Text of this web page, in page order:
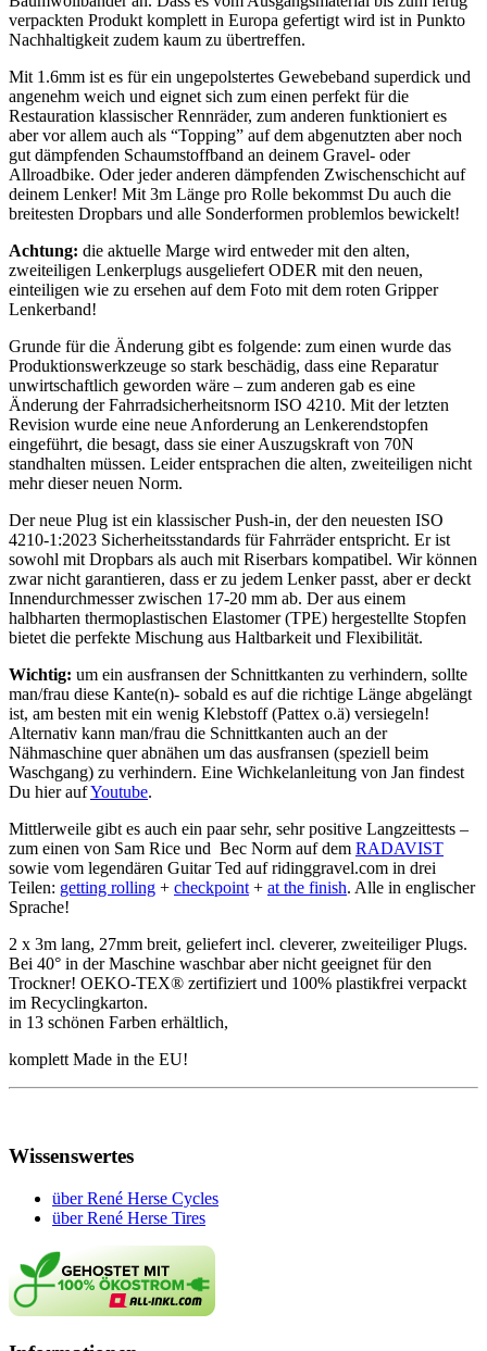
verpackten Produkt komplett in Europa gefertigt wird ist in Punkto
Nachhaltigkeit zudem kaum zu übertreffen.
Mit 1.6mm ist es für ein ungepolstertes Gewebeband superdick und
angenehm weich und eignet sich zum einen perfekt für die
Restauration klassischer Rennräder, zum anderen funktioniert es
aber vor allem auch als “Topping” auf dem abgenutzten aber noch
gut dämpfenden Schaumstoffband an deinem Gravel- oder
Allroadbike. Oder jeder anderen dämpfenden Zwischenschicht auf
deinem Lenker! Mit 3m Länge pro Rolle bekommst Du auch die
breitesten Dropbars und alle Sonderformen problemlos bewickelt!
Achtung: die aktuelle Marge wird entweder mit den alten,
zweiteiligen Lenkerplugs ausgeliefert ODER mit den neuen,
einteiligen wie zu ersehen auf dem Foto mit dem roten Gripper
Lenkerband!
Grunde für die Änderung gibt es folgende: zum einen wurde das
Produktionswerkzeuge so stark beschädig, dass eine Reparatur
unwirtschaftlich geworden wäre – zum anderen gab es eine
Änderung der Fahrradsicherheitsnorm ISO 4210. Mit der letzten
Revision wurde eine neue Anforderung an Lenkerendstopfen
eingeführt, die besagt, dass sie einer Auszugskraft von 70N
standhalten müssen. Leider entsprachen die alten, zweiteiligen nicht
mehr dieser neuen Norm.
Der neue Plug ist ein klassischer Push-in, der den neuesten ISO
4210-1:2023 Sicherheitsstandards für Fahrräder entspricht. Er ist
sowohl mit Dropbars als auch mit Riserbars kompatibel. Wir können
zwar nicht garantieren, dass er zu jedem Lenker passt, aber er deckt
Innendurchmesser zwischen 17-20 mm ab. Der aus einem
halbharten thermoplastischen Elastomer (TPE) hergestellte Stopfen
bietet die perfekte Mischung aus Haltbarkeit und Flexibilität.
Wichtig: um ein ausfransen der Schnittkanten zu verhindern, sollte
man/frau diese Kante(n)- sobald es auf die richtige Länge abgelängt
ist, am besten mit ein wenig Klebstoff (Pattex o.ä) versiegeln!
Alternativ kann man/frau die Schnittkanten auch an der
Nähmaschine quer abnähen um das ausfransen (speziell beim
Waschgang) zu verhindern. Eine Wichkelanleitung von Jan findest
Du hier aufYoutube.
Mittlerweile gibt es auch ein paar sehr, sehr positive Langzeittests –
zum einen von Sam Rice und Bec Norm auf dem RADAVIST
sowie vom legendären Guitar Ted auf ridinggravel.com in drei
Teilen: getting rolling + checkpoint + at the finish. Alle in englischer
Sprache!
2 x 3m lang, 27mm breit, geliefert incl. cleverer, zweiteiliger Plugs.
Bei 40° in der Maschine waschbar aber nicht geeignet für den
Trockner! OEKO-TEX® zertifiziert und 100% plastikfrei verpackt
im Recyclingkarton.
in 13 schönen Farben erhältlich,
komplett Made in the EU!
Wissenswertes
über René Herse Cycles
über René Herse Tires